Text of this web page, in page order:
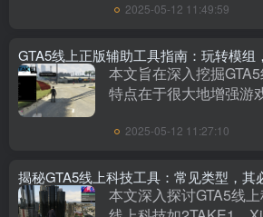
的玩家则可以在虎鲸
2025-05-12 11:49:59
GTA5线上正版辅助工具指南：玩转模组
本文旨在深入挖掘
特点在于很大地增强游
得R星二次开发授权，
2025-05-12 11:27:10
揭秘GTA5线上科技工具：常见类型，其
本文深入探讨GTA5线